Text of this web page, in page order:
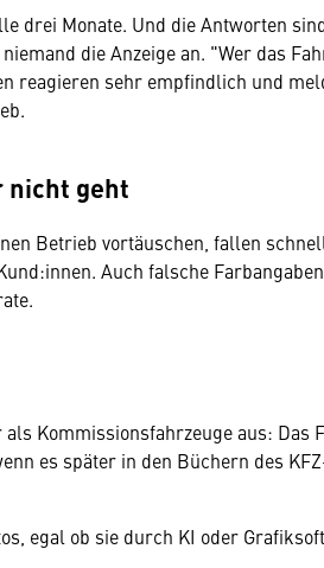
drei Monate. Und die Antworten
die Anzeige an. "Wer das
reagieren sehr empfindlich und
nicht geht
Betrieb vortäuschen, fallen
Auch falsche
Kommissionsfahrzeuge aus: Das
es später in den Büchern des
egal ob sie durch KI oder